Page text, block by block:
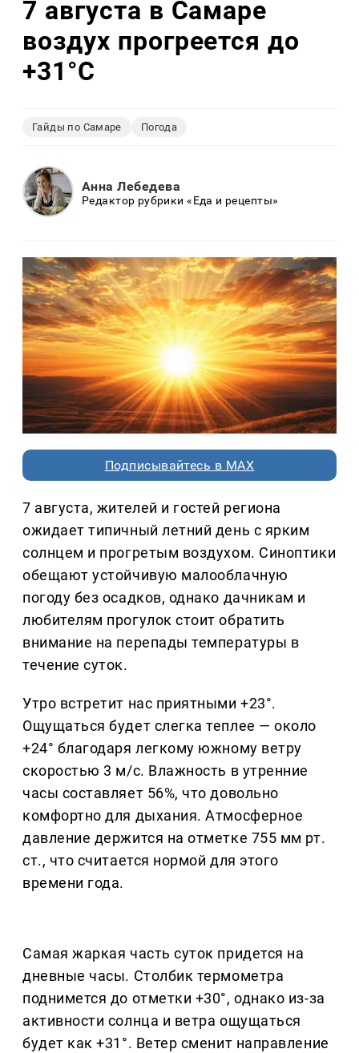
7 августа в Самаре
воздух прогреется до
+31°C
Гайды по Самаре Погода
Анна Лебедева
Редактор рубрики «Еда и рецепты»
Подписывайтесь в MAX
7 августа, жителей и гостей региона
ожидает типичный летний день с ярким
солнцем и прогретым воздухом. Синоптики
обещают устойчивую малооблачную
погоду без осадков, однако дачникам и
любителям прогулок стоит обратить
внимание на перепады температуры в
течение суток.
Утро встретит нас приятными +23°.
Ощущаться будет слегка теплее — около
+24° благодаря легкому южному ветру
скоростью 3 м/с. Влажность в утренние
часы составляет 56%, что довольно
комфортно для дыхания. Атмосферное
давление держится на отметке 755 мм рт.
ст., что считается нормой для этого
времени года.
Самая жаркая часть суток придется на
дневные часы. Столбик термометра
поднимется до отметки +30°, однако из-за
активности солнца и ветра ощущаться
будет как +31°. Ветер сменит направление